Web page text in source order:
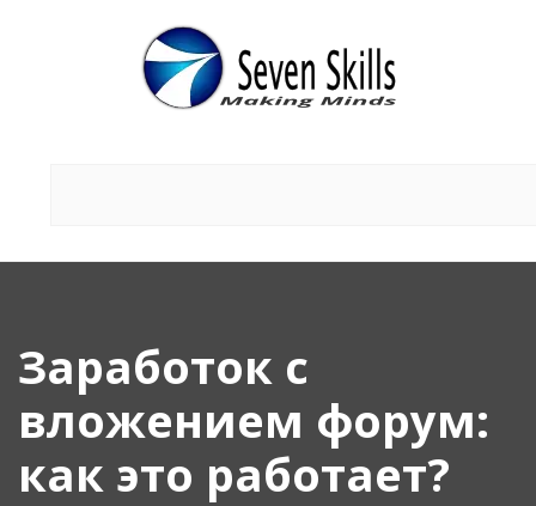
Заработок с
вложением форум:
как это работает?